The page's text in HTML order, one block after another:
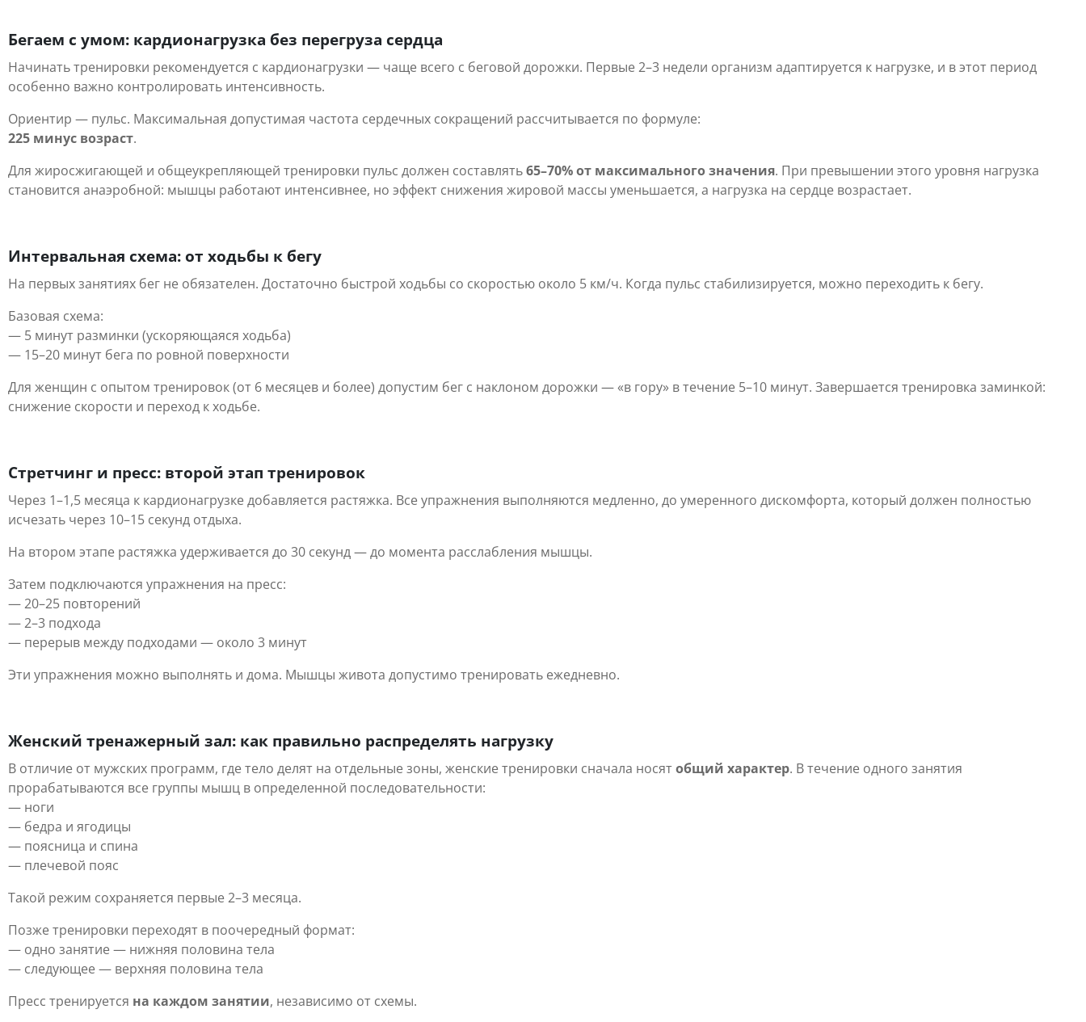
Бегаем с умом: кардионагрузка без перегруза сердца
Начинать тренировки рекомендуется с кардионагрузки — чаще всего с беговой дорожки. Первые 2–3 недели организм адаптируется к нагрузке, и в этот период
особенно важно контролировать интенсивность.
Ориентир — пульс. Максимальная допустимая частота сердечных сокращений рассчитывается по формуле:
225 минус возраст.
Для жиросжигающей и общеукрепляющей тренировки пульс должен составлять65–70% от максимального значения. При превышении этого уровня нагрузка
становится анаэробной: мышцы работают интенсивнее, но эффект снижения жировой массы уменьшается, а нагрузка на сердце возрастает.
Интервальная схема: от ходьбы к бегу
На первых занятиях бег не обязателен. Достаточно быстрой ходьбы со скоростью около 5 км/ч. Когда пульс стабилизируется, можно переходить к бегу.
Базовая схема:
— 5 минут разминки (ускоряющаяся ходьба)
— 15–20 минут бега по ровной поверхности
Для женщин с опытом тренировок (от 6 месяцев и более) допустим бег с наклоном дорожки — «в гору» в течение 5–10 минут. Завершается тренировка заминкой:
снижение скорости и переход к ходьбе.
Стретчинг и пресс: второй этап тренировок
Через 1–1,5 месяца к кардионагрузке добавляется растяжка. Все упражнения выполняются медленно, до умеренного дискомфорта, который должен полностью
исчезать через 10–15 секунд отдыха.
На втором этапе растяжка удерживается до 30 секунд — до момента расслабления мышцы.
Затем подключаются упражнения на пресс:
— 20–25 повторений
— 2–3 подхода
— перерыв между подходами — около 3 минут
Эти упражнения можно выполнять и дома. Мышцы живота допустимо тренировать ежедневно.
Женский тренажерный зал: как правильно распределять нагрузку
В отличие от мужских программ, где тело делят на отдельные зоны, женские тренировки сначала носятобщий характер. В течение одного занятия
прорабатываются все группы мышц в определенной последовательности:
— ноги
— бедра и ягодицы
— поясница и спина
— плечевой пояс
Такой режим сохраняется первые 2–3 месяца.
Позже тренировки переходят в поочередный формат:
— одно занятие — нижняя половина тела
— следующее — верхняя половина тела
Пресс тренируется на каждом занятии, независимо от схемы.